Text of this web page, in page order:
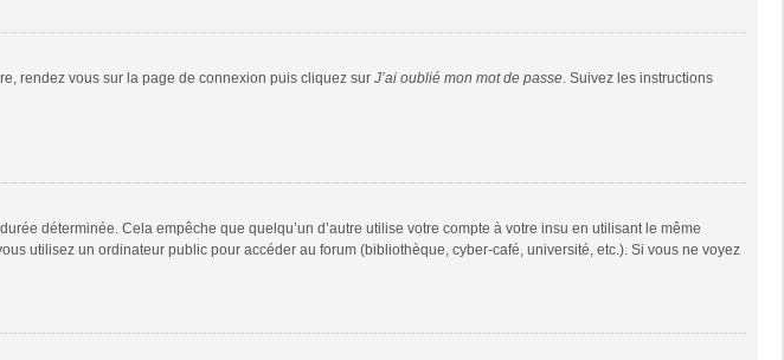
rendez vous sur la page de connexion puis cliquez sur J’ai oublié mon mot de passe. Suivez les instructions
déterminée. Cela empêche que quelqu’un d’autre utilise votre compte à votre insu en utilisant le même
utilisez un ordinateur public pour accéder au forum (bibliothèque, cyber-café, université, etc.). Si vous ne voyez